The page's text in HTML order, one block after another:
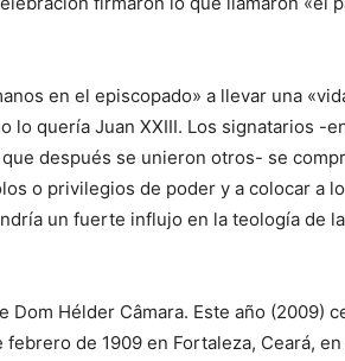
en el episcopado» a llevar una
lo quería Juan XXIII. Los signatarios -
después se unieron otros- se
o privilegios de poder y a colocar a
un fuerte influjo en la teología de
Hélder Câmara. Este año (2009)
de 1909 en Fortaleza, Ceará,